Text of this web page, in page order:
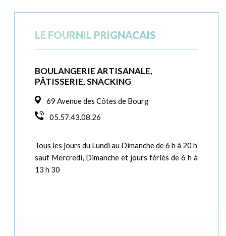
LE FOURNIL PRIGNACAIS
BOULANGERIE ARTISANALE,
PÂTISSERIE, SNACKING
69 Avenue des Côtes de Bourg
05.57.43.08.26
Tous les jours du Lundi au Dimanche de 6 h à 20 h
sauf Mercredi, Dimanche et jours fériés de 6 h à
13 h 30